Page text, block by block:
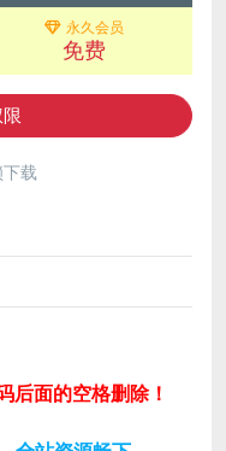
永久会员
免费
下载
后面的空格删除！